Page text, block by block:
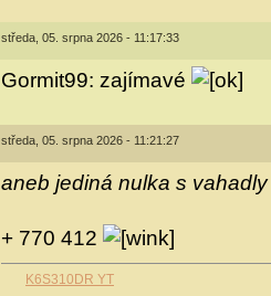
středa, 05. srpna 2026 - 11:17:33
Gormit99: zajímavé
středa, 05. srpna 2026 - 11:21:27
aneb jediná nulka s vahadly
+ 770 412
K6S310DR YT